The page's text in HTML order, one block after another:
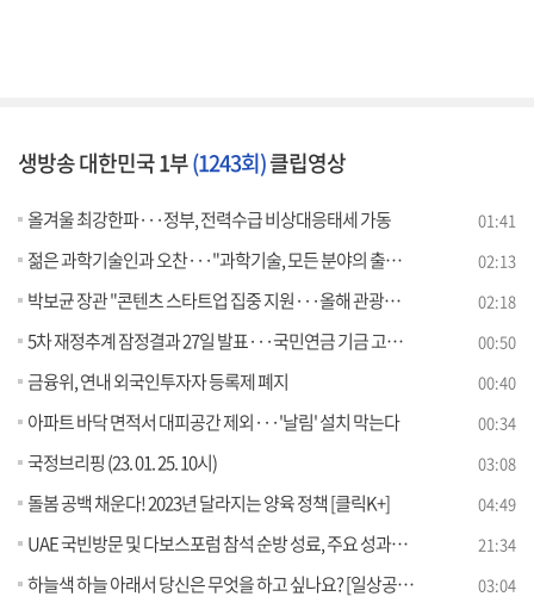
생방송 대한민국 1부(1243회)클립영상
올겨울 최강한파···정부, 전력수급 비상대응태세 가동 01:41
젊은 과학기술인과 오찬···"과학기술, 모든 분야의 출발점" 02:13
박보균 장관 "콘텐츠 스타트업 집중 지원···올해 관광대국 원년" 02:18
5차 재정추계 잠정결과 27일 발표···국민연금 기금 고갈 시점 공개 00:50
금융위, 연내 외국인투자자 등록제 폐지 00:40
아파트 바닥 면적서 대피공간 제외···'날림' 설치 막는다 00:34
국정브리핑 (23. 01. 25. 10시) 03:08
돌봄 공백 채운다! 2023년 달라지는 양육 정책 [클릭K+] 04:49
UAE 국빈방문 및 다보스포럼 참석 순방 성료, 주요 성과와 의미는? 21:34
하늘색 하늘 아래서 당신은 무엇을 하고 싶나요? [일상공감365] 03:04